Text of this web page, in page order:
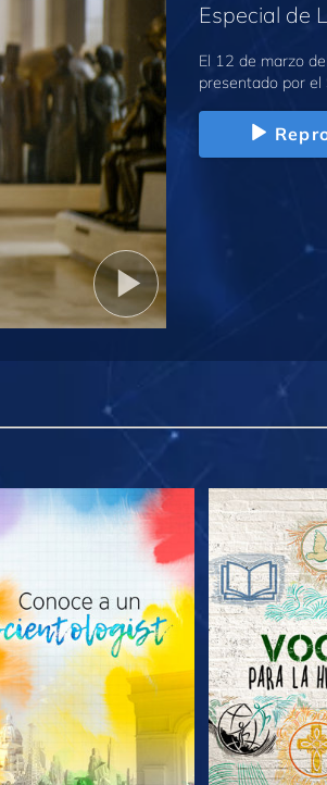
Especial de
El 12 de marzo
presentado por el